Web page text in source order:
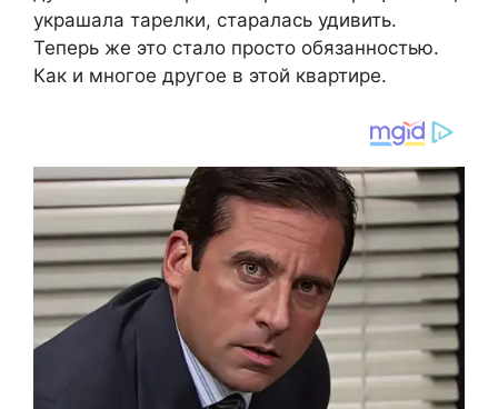
украшала тарелки, старалась удивить.
Теперь же это стало просто обязанностью.
Как и многое другое в этой квартире.